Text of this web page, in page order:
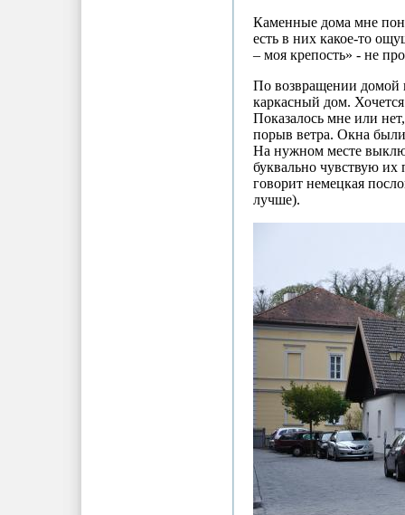
Каменные дома мне
есть в них какое-то
– моя крепость» - не
По возвращении домой
каркасный дом.
Показалось мне или
порыв ветра. Окна
На нужном месте
буквально чувствую их
говорит немецкая
лучше).